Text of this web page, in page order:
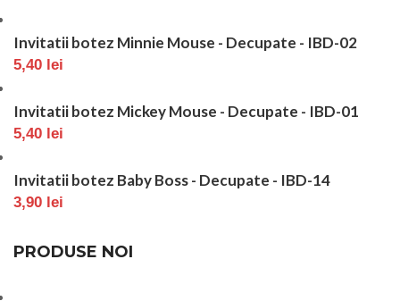
Invitatii botez Minnie Mouse - Decupate - IBD-02
5,40 lei
Invitatii botez Mickey Mouse - Decupate - IBD-01
5,40 lei
Invitatii botez Baby Boss - Decupate - IBD-14
3,90 lei
PRODUSE NOI